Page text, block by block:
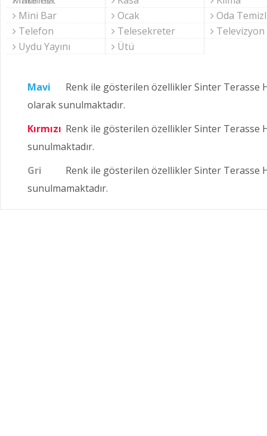
Mini Bar
Ocak
Oda
Telefon
Telesekreter
Televizyon
Uydu Yayını
Ütü
Mavi
Renk ile gösterilen özellikler Sinter Terasse
olarak sunulmaktadır.
Kırmızı Renk ile gösterilen özellikler Sinter Terasse
sunulmaktadır.
Gri
Renk ile gösterilen özellikler Sinter Terasse
sunulmamaktadır.